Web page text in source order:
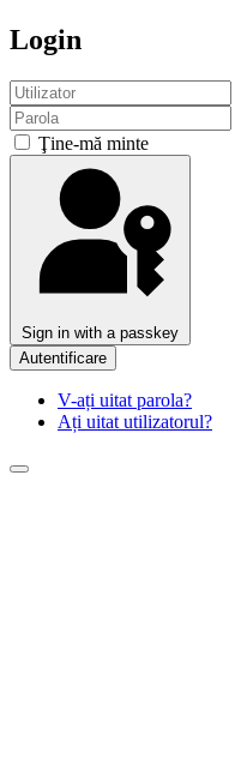
Login
Ţine-mă minte
Sign in with a passkey
Autentificare
V-ați uitat parola?
Ați uitat utilizatorul?